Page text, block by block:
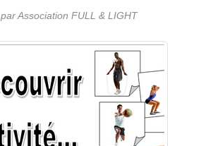
par Association FULL & LIGHT